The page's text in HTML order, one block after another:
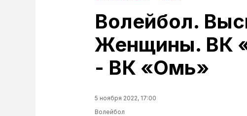
Волейбол.
Женщины. ВК
- ВК «Омь»
5 ноября 2022, 17:00
Волейбол